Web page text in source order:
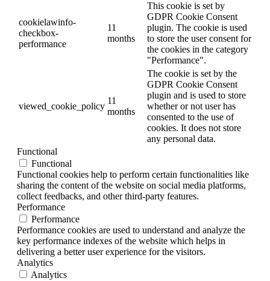
cookielawinfo-
checkbox-
performance
11
months
This cookie is set by
GDPR Cookie Consent
plugin. The cookie is used
to store the user consent for
the cookies in the category
"Performance".
viewed_cookie_policy
11
months
The cookie is set by the
GDPR Cookie Consent
plugin and is used to store
whether or not user has
consented to the use of
cookies. It does not store
any personal data.
Functional
Functional
Functional cookies help to perform certain functionalities like
sharing the content of the website on social media platforms,
collect feedbacks, and other third-party features.
Performance
Performance
Performance cookies are used to understand and analyze the
key performance indexes of the website which helps in
delivering a better user experience for the visitors.
Analytics
Analytics